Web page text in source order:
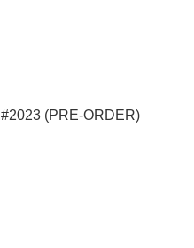
#2023 (PRE-ORDER)